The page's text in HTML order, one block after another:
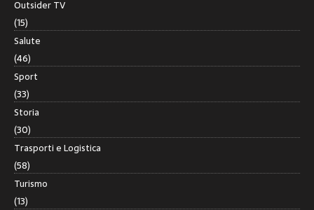
Outsider TV
(15)
Salute
(46)
Sport
(33)
Storia
(30)
Trasporti e Logistica
(58)
Turismo
(13)